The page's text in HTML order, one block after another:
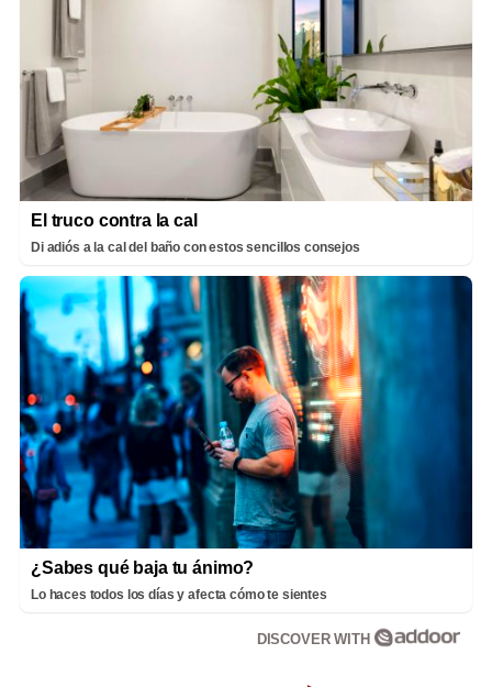
El truco contra la cal
Di adiós a la cal del baño con estos sencillos consejos
¿Sabes qué baja tu ánimo?
Lo haces todos los días y afecta cómo te sientes
DISCOVER WITH